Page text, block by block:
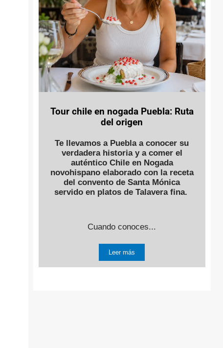
Tour chile en nogada Puebla: Ruta
del origen
Te llevamos a Puebla a conocer su
verdadera historia y a comer el
auténtico Chile en Nogada
novohispano elaborado con la receta
del convento de Santa Mónica
servido en platos de Talavera fina.
Cuando conoces...
Leer más